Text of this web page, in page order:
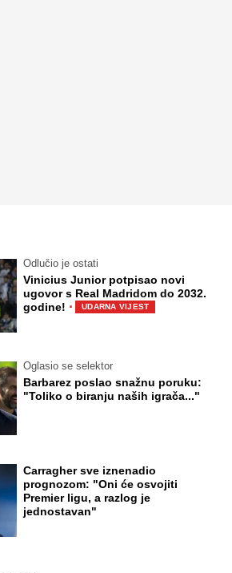
Odlučio je ostati
Vinicius Junior potpisao novi
ugovor s Real Madridom do 2032.
godine! · UDARNA VIJEST
Oglasio se selektor
Barbarez poslao snažnu poruku:
"Toliko o biranju naših igrača..."
Carragher sve iznenadio
prognozom: "Oni će osvojiti
Premier ligu, a razlog je
jednostavan"